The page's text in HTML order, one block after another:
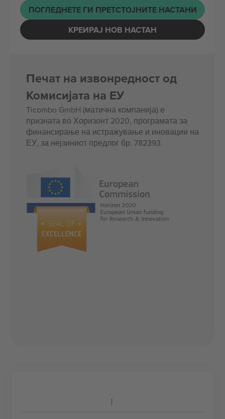
ПОГЛЕДНЕТЕ ГИ ПРЕТСТОЈНИТЕ НАСТАНИ
КРЕИРАЈ НОВ НАСТАН
Печат на извонредност од
Комисијата на ЕУ
Ticombo GmbH (матична компанија) е
призната во Хоризонт 2020, програмата за
финансирање на истражување и иновации на
ЕУ, за нејзиниот предлог бр. 782393.